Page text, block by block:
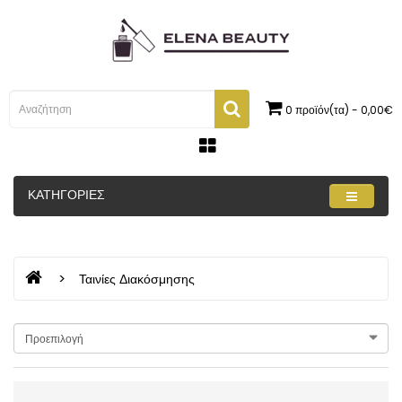
0 προϊόν(τα) - 0,00€
ΚΑΤΗΓΟΡΊΕΣ
Ταινίες Διακόσμησης